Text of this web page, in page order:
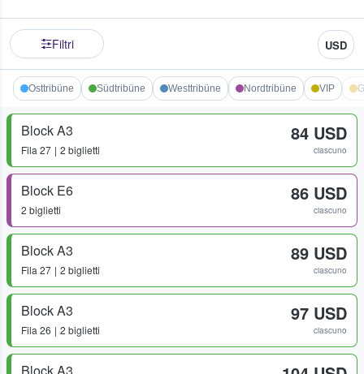
Filtri USD
Osttribüne Südtribüne Westtribüne Nordtribüne VIP
Block A3
Fila 27 2 biglietti
84 USD
ciascuno
Block E6
2 biglietti
86 USD
ciascuno
Block A3
Fila 27 2 biglietti
89 USD
ciascuno
Block A3
Fila 26 2 biglietti
97 USD
ciascuno